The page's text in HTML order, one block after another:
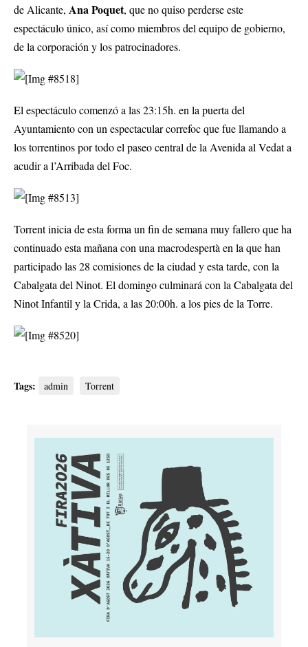
de Alicante, Ana Poquet, que no quiso perderse este
espectáculo único, así como miembros del equipo de gobierno,
de la corporación y los patrocinadores.
El espectáculo comenzó a las 23:15h. en la puerta del
Ayuntamiento con un espectacular correfoc que fue llamando a
los torrentinos por todo el paseo central de la Avenida al Vedat a
acudir a l’Arribada del Foc.
Torrent inicia de esta forma un fin de semana muy fallero que ha
continuado esta mañana con una macrodespertà en la que han
participado las 28 comisiones de la ciudad y esta tarde, con la
Cabalgata del Ninot. El domingo culminará con la Cabalgata del
Ninot Infantil y la Crida, a las 20:00h. a los pies de la Torre.
Tags: admin Torrent